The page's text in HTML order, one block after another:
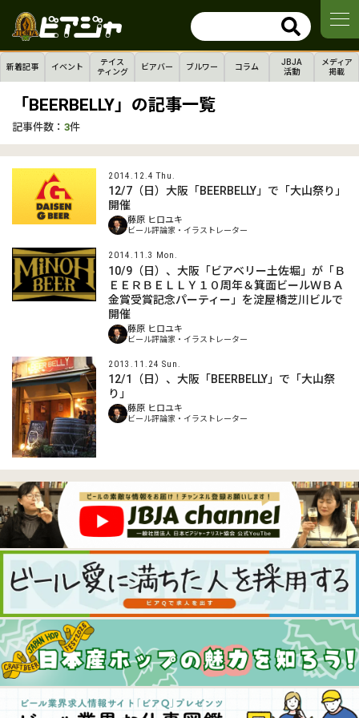
新着記事 イベント
テイス
ティング
ビアバー ブルワー コラム
JBJA
活動
メディア
掲載
「BEERBELLY」の記事一覧
記事件数： 3件
2014.12.4 Thu.
12/7（日）大阪「BEERBELLY」で「大山祭り」
開催
藤原 ヒロユキ
ビール評論家・イラストレーター
2014.11.3 Mon.
10/9（日）、大阪「ビアベリー土佐堀」が「Ｂ
ＥＥＲＢＥＬＬＹ１０周年＆箕面ビールＷＢＡ
金賞受賞記念パーティー」を淀屋橋芝川ビルで
開催
藤原 ヒロユキ
ビール評論家・イラストレーター
2013.11.24 Sun.
12/1（日）、大阪「BEERBELLY」で「大山祭
り」
藤原 ヒロユキ
ビール評論家・イラストレーター